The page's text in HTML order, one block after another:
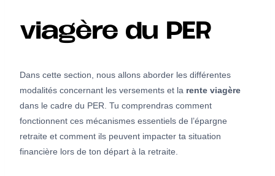
viagère du PER
Dans cette section, nous allons aborder les différentes
modalités concernant les versements et la rente viagère
dans le cadre du PER. Tu comprendras comment
fonctionnent ces mécanismes essentiels de l’épargne
retraite et comment ils peuvent impacter ta situation
financière lors de ton départ à la retraite.